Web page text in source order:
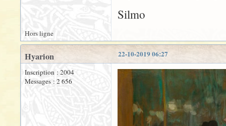
Silmo
Hors ligne
22-10-2019 06:27
Hyarion
Inscription : 2004
Messages : 2 656